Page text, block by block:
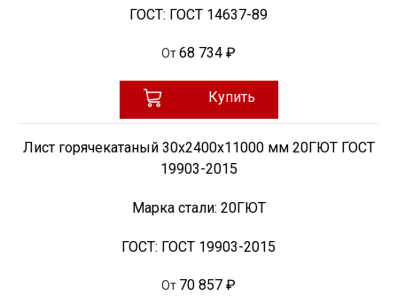
ГОСТ: ГОСТ 14637-89
От68 734 ₽
Купить
Лист горячекатаный 30х2400х11000 мм 20ГЮТ ГОСТ
19903-2015
Марка стали: 20ГЮТ
ГОСТ: ГОСТ 19903-2015
От 70 857 ₽